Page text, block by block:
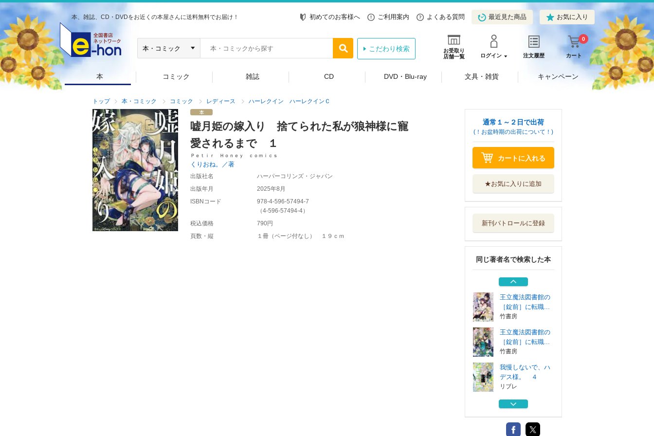
本、雑誌、CD・DVDをお近くの本屋さんに送料無料でお届け！ 初めてのお客様へ ご利用案内 よくある質問 最近見た商品 お気に入り
お受取り
店舗一覧
ログイン 注文履歴 カート
0
こだわり検索
本 コミック 雑誌 CD DVD・Blu-ray 文具・雑貨 キャンペーン
トップ 本・コミック コミック レディース ハーレクイン ハーレクインＣ
嘘月姫の嫁入り 捨てられた私が狼神様に寵
愛されるまで １
Ｐｅｔｉｒ Ｈｏｎｅｙ ｃｏｍｉｃｓ
くりおね。／著
出版社名
ハーパーコリンズ・ジャパン
出版年月
2025年8月
ISBNコード
978-4-596-57494-7
（4-596-57494-4）
税込価格
790円
頁数・縦
１冊（ページ付なし） １９ｃｍ
通常１～２日で出荷
(！お盆時期の出荷について！)
カートに入れる
★お気に入りに追加
新刊パトロールに登録
同じ著者名で検索した本
我慢しないで、ハ
デス様。 ４
我慢しないで、ハ
リブレ
断罪の微笑 ３
イースト・プレス
王立魔法図書館の
［錠前］に転職...
竹書房
王立魔法図書館の
［錠前］に転職...
竹書房
我慢しないで、ハ
デス様。 ４
リブレ
我慢しないで、ハ
リブレ